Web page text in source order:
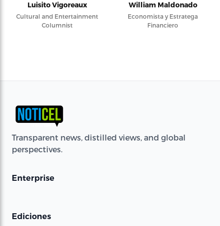
Luisito Vigoreaux
Cultural and Entertainment
Columnist
William Maldonado
Economista y Estratega
Financiero
Transparent news, distilled views, and global
perspectives.
Enterprise
Ediciones